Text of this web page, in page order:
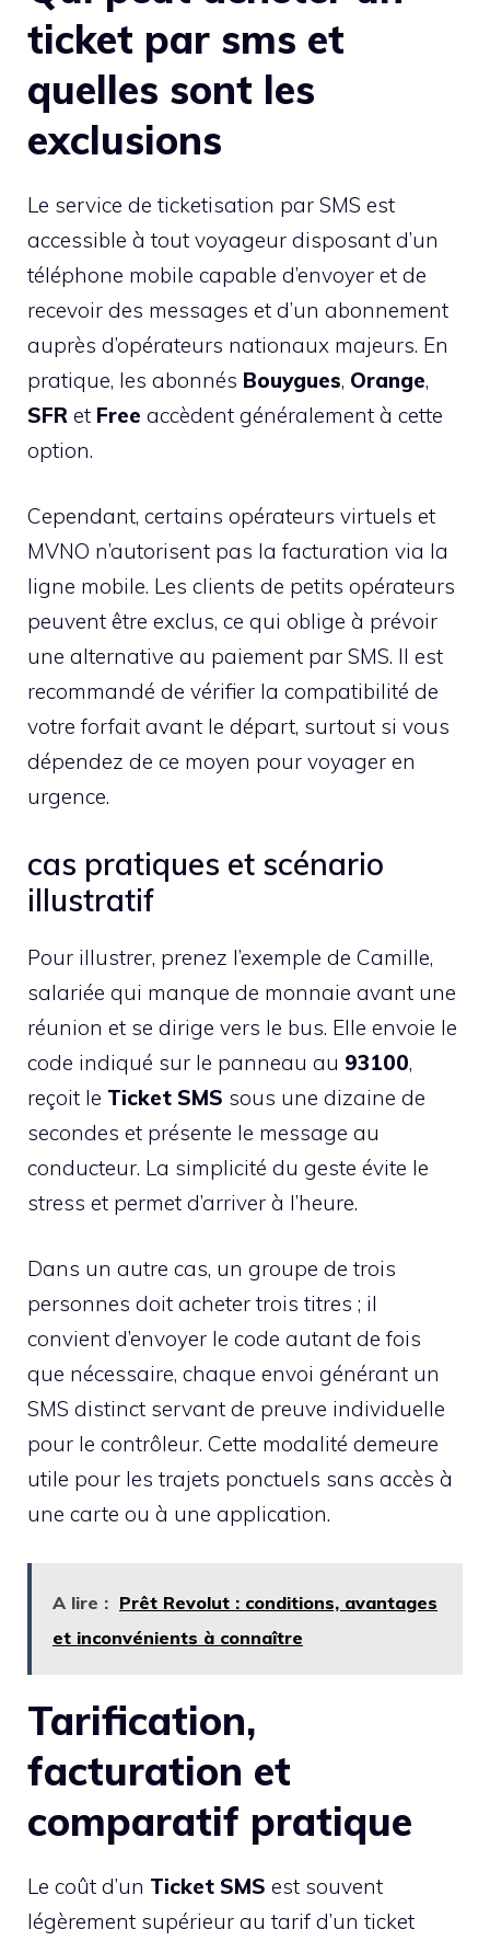
ticket par sms et
quelles sont les
exclusions
Le service de ticketisation par SMS est
accessible à tout voyageur disposant d’un
téléphone mobile capable d’envoyer et de
recevoir des messages et d’un abonnement
auprès d’opérateurs nationaux majeurs. En
pratique, les abonnés Bouygues, Orange,
SFR et Free accèdent généralement à cette
option.
Cependant, certains opérateurs virtuels et
MVNO n’autorisent pas la facturation via la
ligne mobile. Les clients de petits opérateurs
peuvent être exclus, ce qui oblige à prévoir
une alternative au paiement par SMS. Il est
recommandé de vérifier la compatibilité de
votre forfait avant le départ, surtout si vous
dépendez de ce moyen pour voyager en
urgence.
cas pratiques et scénario
illustratif
Pour illustrer, prenez l’exemple de Camille,
salariée qui manque de monnaie avant une
réunion et se dirige vers le bus. Elle envoie le
code indiqué sur le panneau au 93100,
reçoit le Ticket SMS sous une dizaine de
secondes et présente le message au
conducteur. La simplicité du geste évite le
stress et permet d’arriver à l’heure.
Dans un autre cas, un groupe de trois
personnes doit acheter trois titres ; il
convient d’envoyer le code autant de fois
que nécessaire, chaque envoi générant un
SMS distinct servant de preuve individuelle
pour le contrôleur. Cette modalité demeure
utile pour les trajets ponctuels sans accès à
une carte ou à une application.
A lire : Prêt Revolut : conditions, avantages
et inconvénients à connaître
Tarification,
facturation et
comparatif pratique
Le coût d’un Ticket SMS est souvent
légèrement supérieur au tarif d’un ticket